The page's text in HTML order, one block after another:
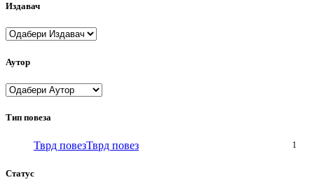
Издавач
Аутор
Тип повеза
Тврд повезТврд повез 1
Статус